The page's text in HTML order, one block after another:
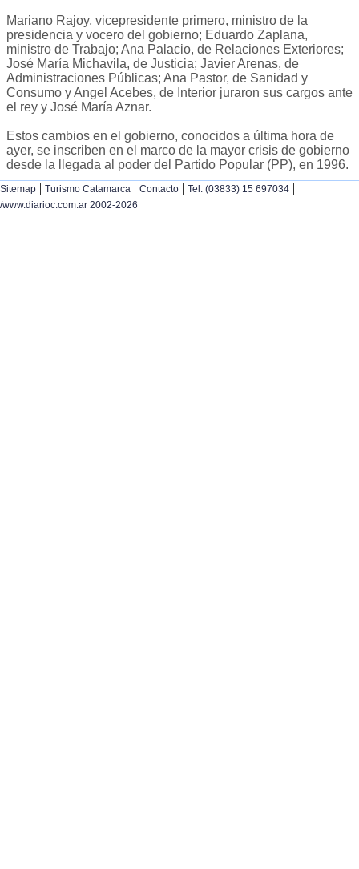
Mariano Rajoy, vicepresidente primero, ministro de la
presidencia y vocero del gobierno; Eduardo Zaplana,
ministro de Trabajo; Ana Palacio, de Relaciones Exteriores;
José María Michavila, de Justicia; Javier Arenas, de
Administraciones Públicas; Ana Pastor, de Sanidad y
Consumo y Angel Acebes, de Interior juraron sus cargos ante
el rey y José María Aznar.
Estos cambios en el gobierno, conocidos a última hora de
ayer, se inscriben en el marco de la mayor crisis de gobierno
desde la llegada al poder del Partido Popular (PP), en 1996.
Sitemap | Turismo Catamarca | Contacto | Tel. (03833) 15 697034 |
/www.diarioc.com.ar 2002-2026